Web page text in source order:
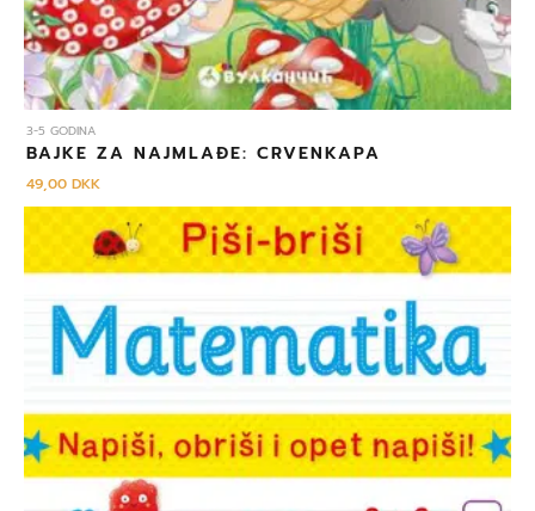
3-5 GODINA
BAJKE ZA NAJMLAĐE: CRVENKAPA
49,00DKK
Izvorna
cijena
bila
je:
Trenutna
cijena
je:
69,00 DKK.